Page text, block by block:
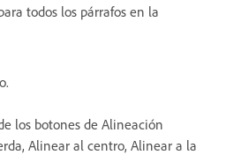
todos los párrafos en la
los botones de Alineación
Alinear al centro, Alinear a la